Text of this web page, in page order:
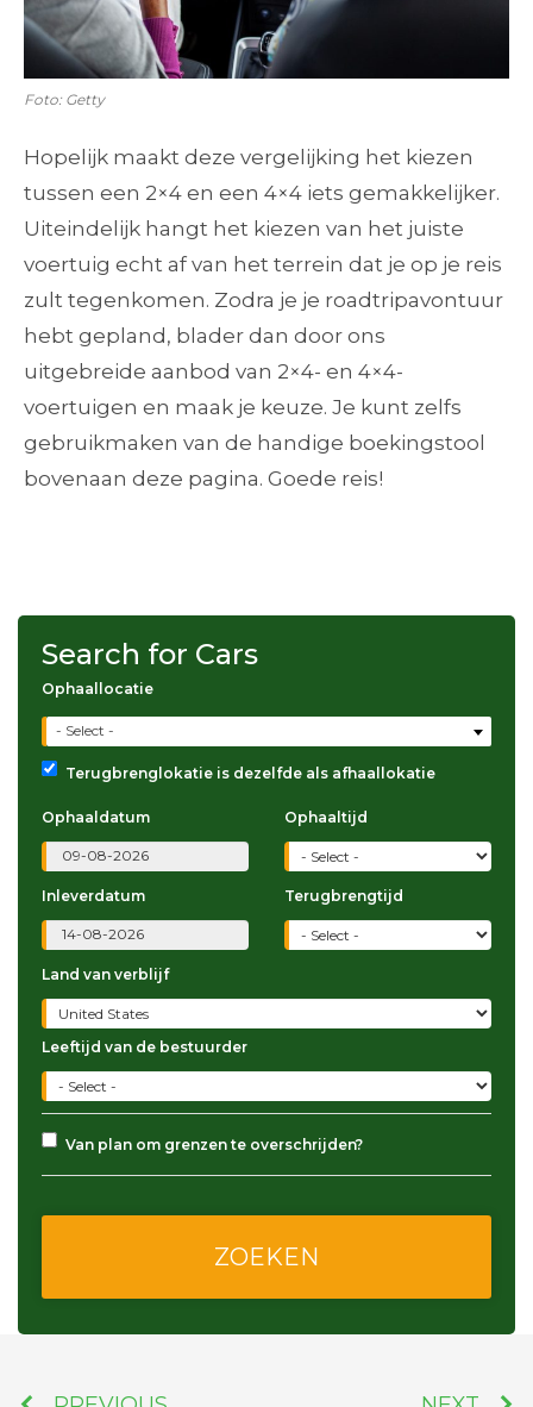
Search for Cars
Ophaallocatie
- Select -
Terugbrenglokatie is dezelfde als afhaallokatie
Ophaaldatum Ophaaltijd
Inleverdatum Terugbrengtijd
Land van verblijf
Leeftijd van de bestuurder
Van plan om grenzen te overschrijden?
Foto: Getty
Hopelijk maakt deze vergelijking het kiezen
tussen een 2×4 en een 4×4 iets gemakkelijker.
Uiteindelijk hangt het kiezen van het juiste
voertuig echt af van het terrein dat je op je reis
zult tegenkomen. Zodra je je roadtripavontuur
hebt gepland, blader dan door ons
uitgebreide aanbod van 2×4- en 4×4-
voertuigen en maak je keuze. Je kunt zelfs
gebruikmaken van de handige boekingstool
bovenaan deze pagina. Goede reis!